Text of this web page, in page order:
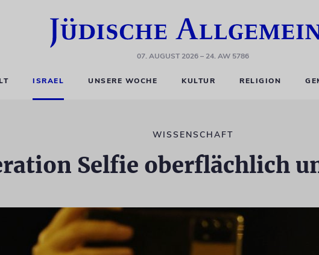
07. AUGUST 2026– 24. AW 5786
ISRAEL UNSERE WOCHE KULTUR RELIGION
WISSENSCHAFT
Selfie oberflächlich